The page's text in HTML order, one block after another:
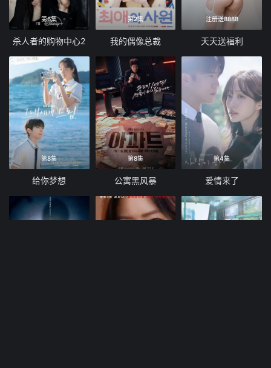
第6集
杀人者的购物中心2
第2集
我的偶像总裁
注册送8888
天天送福利
第8集
给你梦想
第8集
公寓黑风暴
第4集
爱情来了